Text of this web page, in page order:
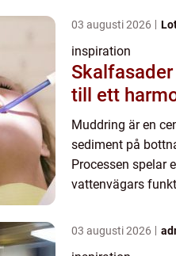
03 augusti 2026
inspiration
Skalfasader i
till ett
Muddring är en
sediment på
Processen spelar
vattenvägars
03 augusti 2026